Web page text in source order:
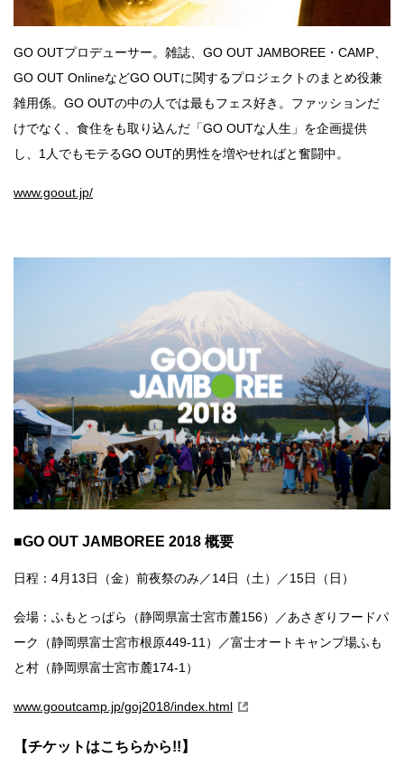
GO OUTプロデューサー。雑誌、GO OUT JAMBOREE・CAMP、
GO OUT OnlineなどGO OUTに関するプロジェクトのまとめ役兼
雑用係。GO OUTの中の人では最もフェス好き。ファッションだ
けでなく、食住をも取り込んだ「GO OUTな人生」を企画提供
し、1人でもモテるGO OUT的男性を増やせればと奮闘中。
www.goout.jp/
■GO OUT JAMBOREE 2018 概要
日程：4月13日（金）前夜祭のみ／14日（土）／15日（日）
会場：ふもとっぱら（静岡県富士宮市麓156）／あさぎりフードパ
ーク（静岡県富士宮市根原449-11）／富士オートキャンプ場ふも
と村（静岡県富士宮市麓174-1）
www.gooutcamp.jp/goj2018/index.html
【チケットはこちらから!!】